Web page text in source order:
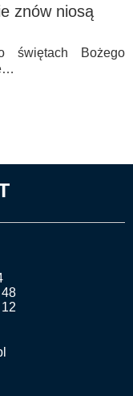
znów niosą
świętach Bożego